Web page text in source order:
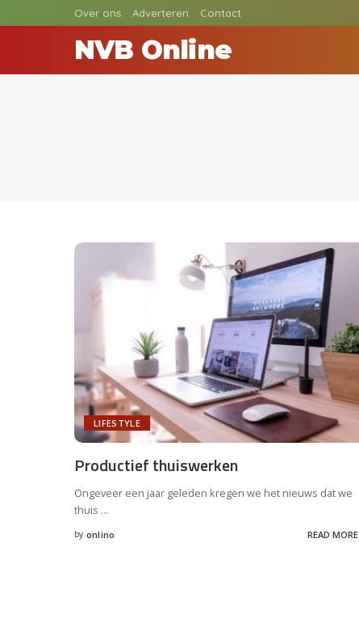
Over ons Adverteren Contact
NVB Online
LIFESTYLE
Productief thuiswerken
Ongeveer een jaar geleden kregen we het nieuws dat we
thuis ...
Posted
by onlino READ MORE